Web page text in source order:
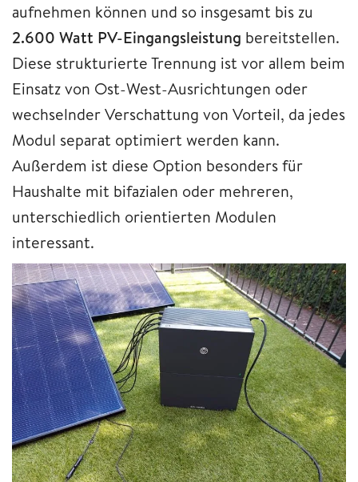
aufnehmen können und so insgesamt bis zu
2.600 Watt PV-Eingangsleistung bereitstellen.
Diese strukturierte Trennung ist vor allem beim
Einsatz von Ost-West-Ausrichtungen oder
wechselnder Verschattung von Vorteil, da jedes
Modul separat optimiert werden kann.
Außerdem ist diese Option besonders für
Haushalte mit bifazialen oder mehreren,
unterschiedlich orientierten Modulen
interessant.